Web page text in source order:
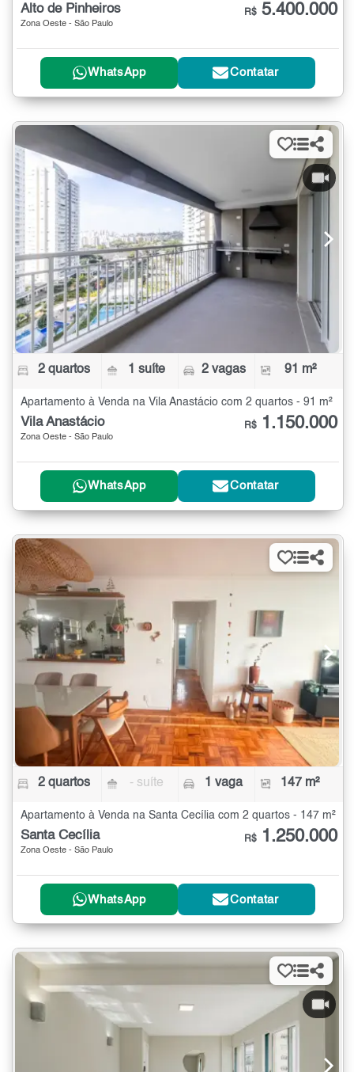
Alto de Pinheiros
Zona Oeste - São Paulo
R$ 5.400.000
WhatsApp Contatar
2 quartos 1 suíte 2 vagas 91 m²
Apartamento à Venda na Vila Anastácio com 2 quartos - 91 m²
Vila Anastácio
Zona Oeste - São Paulo
R$ 1.150.000
WhatsApp Contatar
2 quartos - suíte 1 vaga 147 m²
Apartamento à Venda na Santa Cecília com 2 quartos - 147 m²
Santa Cecília
Zona Oeste - São Paulo
R$ 1.250.000
WhatsApp Contatar